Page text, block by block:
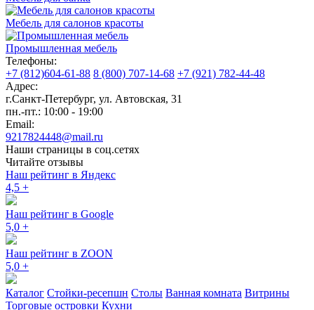
Мебель для салонов красоты
Промышленная мебель
Телефоны:
+7 (812)604-61-88 8 (800) 707-14-68 +7 (921) 782-44-48
Адрес:
г.Санкт-Петербург, ул. Автовская, 31
пн.-пт.: 10:00 - 19:00
Email:
9217824448@mail.ru
Наши страницы в соц.сетях
Читайте отзывы
Наш рейтинг в Яндекс
4,5 +
Наш рейтинг в Google
5,0 +
Наш рейтинг в ZOON
5,0 +
Каталог Стойки-ресепшн Столы Ванная комната Витрины
Торговые островки Кухни